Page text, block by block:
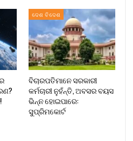
ଦେଶ ବିଦେଶ
ବିଚାରପତିମାନେ ସରକାରୀ
କର୍ମଚାରୀ ନୁହଁନ୍ତି, ଅବସର ବୟସ
ଭିନ୍ନ ହୋଇପାରେ:
ସୁପ୍ରିମକୋର୍ଟ